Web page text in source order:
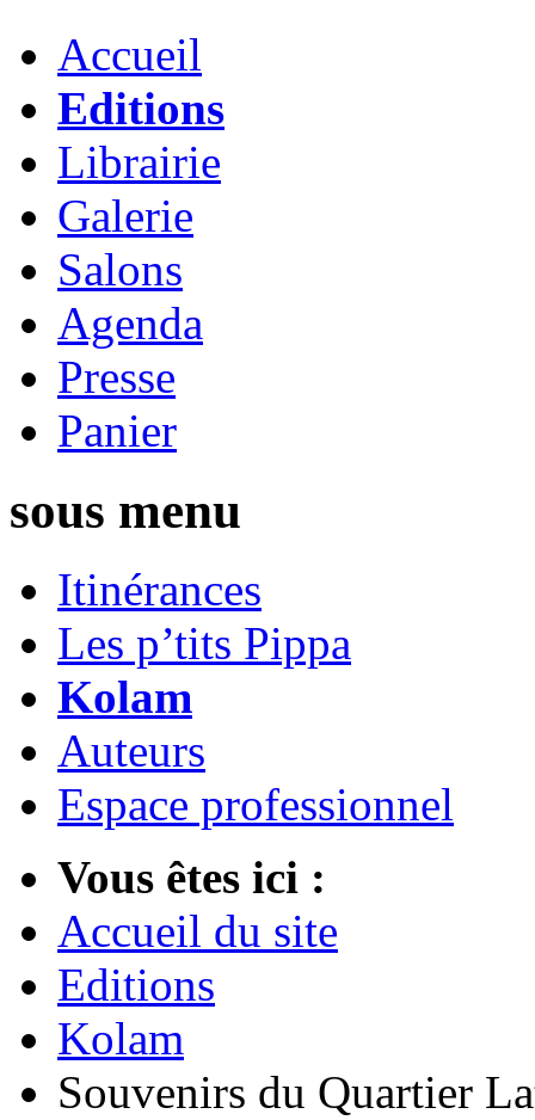
Accueil
Editions
Librairie
Galerie
Salons
Agenda
Presse
Panier
sous menu
Itinérances
Les p’tits Pippa
Kolam
Auteurs
Espace professionnel
Vous êtes ici :
Accueil du site
Editions
Kolam
Souvenirs du Quartier